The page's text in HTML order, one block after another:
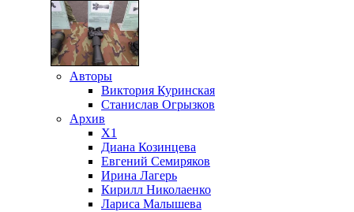
Авторы
Виктория Куринская
Станислав Огрызков
Архив
X1
Диана Козинцева
Евгений Семиряков
Ирина Лагерь
Кирилл Николаенко
Лариса Малышева